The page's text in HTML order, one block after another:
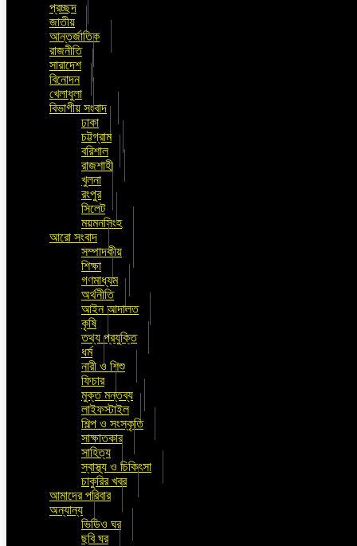
প্রচ্ছদ
জাতীয়
আন্তর্জাতিক
রাজনীতি
সারাদেশ
বিনোদন
খেলাধুলা
বিভাগীয় সংবাদ
ঢাকা
চট্টগ্রাম
বরিশাল
রাজশাহী
খুলনা
রংপুর
সিলেট
ময়মনসিংহ
আরো সংবাদ
সম্পাদকীয়
শিক্ষা
গণমাধ্যম
অর্থনীতি
আইন আদালত
কৃষি
তথ্য প্রযুক্তি
ধর্ম
নারী ও শিশু
ফিচার
মুক্ত মন্তব্য
লাইফস্টাইল
শিল্প ও সংস্কৃতি
সাক্ষাতকার
সাহিত্য
স্বাস্থ্য ও চিকিৎসা
চাকুরির খবর
আমাদের পরিবার
অন্যান্য
ভিডিও ঘর
ছবি ঘর